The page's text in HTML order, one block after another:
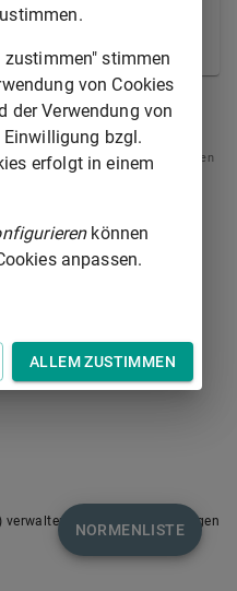
© Europäische Union 1998-2021
ARTIKEL 2
oder rechts zur Navigation zwischen
NORMENLISTE
verwalten Nutzungsbedingungen
stimmen
von Cookies
der Verwendung von
bzgl.
erfolgt in einem
können
anpassen.
ALLEM ZUSTIMMEN